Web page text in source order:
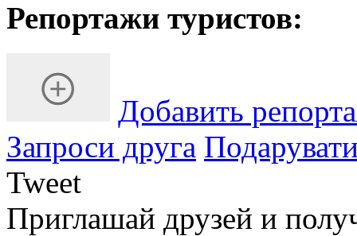
Репортажи туристов:
Добавить
Запроси друга
Tweet
Приглашай друзей и